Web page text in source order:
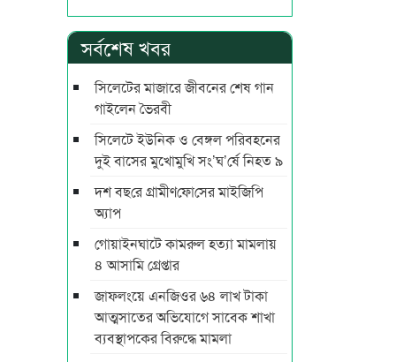
সর্বশেষ খবর
সিলেটের মাজারে জীবনের শেষ গান
গাইলেন ভৈরবী
সিলেটে ইউনিক ও বেঙ্গল পরিবহনের
দুই বাসের মুখোমুখি সং’ঘ’র্ষে নিহত ৯
দশ বছ‌রে গ্রামীণ‌ফো‌সের মাইজিপি
অ্যাপ
গোয়াইনঘাটে কামরুল হত্যা মামলায়
৪ আসামি গ্রেপ্তার
জাফলংয়ে এনজিওর ৬৪ লাখ টাকা
আত্মসাতের অভিযোগে সাবেক শাখা
ব্যবস্থাপকের বিরুদ্ধে মামলা